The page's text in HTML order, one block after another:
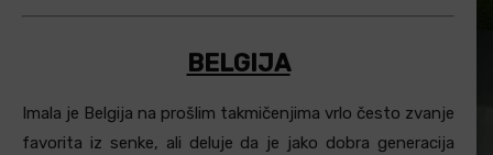
BELGIJA
Imala je Belgija na prošlim takmičenjima vrlo često zvanje
favorita iz senke, ali deluje da je jako dobra generacija